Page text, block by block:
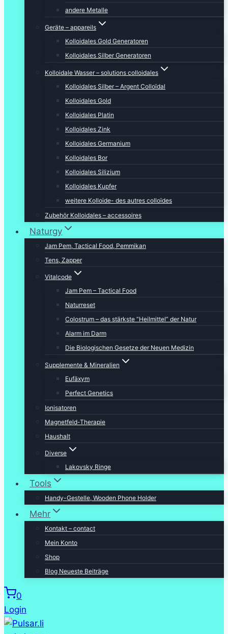
andere Metalle
Geräte – appareils
Kolloidales Gold Generatoren
Kolloidales Silber Generatoren
Kolloidale Wasser – solutions colloidales
Kolloidales Silber – Argent Colloïdal
Kolloidales Gold
Kolloidales Platin
Kolloidales Zink
Kolloidales Germanium
Kolloidales Bor
Kolloidales Silizium
Kolloidales Kupfer
weitere Kolloide- des autres colloïdes
Zubehör Kolloidales – accessoires
Naturgy
Jam Pem, Tactical Food, Pemmikan
Tens, Zapper
Vitalcode
Jam Pem – Tactical Food
Naturreset
Colostrum – das stärkste “Heilmittel” der Natur
Alarm im Darm
Die Biologischen Gesetze der Neuen Medizin
Supplemente & Mineralien
Eufäxym
Perfect Genetics
Ionisatoren
Magnetfeld-Therapie
Haushalt
Diverse
Lakovsky Ringe
Tools
Handy-Gestelle, Wooden Phone Holder
Mehr
Kontakt – contact
Mein Konto
Shop
Blog Neueste Beiträge
0
Login